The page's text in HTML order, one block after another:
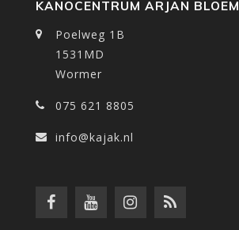
KANOCENTRUM ARJAN BLOEM
Poelweg 1B
1531MD
Wormer
075 621 8805
info@kajak.nl